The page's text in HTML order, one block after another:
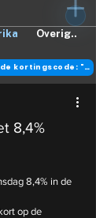
Overig..
Profiteer nu van 50% korting met de kortingscode: "DANK"
8,4%
8,4% in de
op de